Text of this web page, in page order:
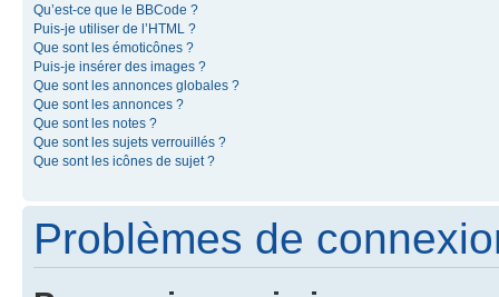
Qu’est-ce que le BBCode ?
Puis-je utiliser de l’HTML ?
Que sont les émoticônes ?
Puis-je insérer des images ?
Que sont les annonces globales ?
Que sont les annonces ?
Que sont les notes ?
Que sont les sujets verrouillés ?
Que sont les icônes de sujet ?
Problèmes de